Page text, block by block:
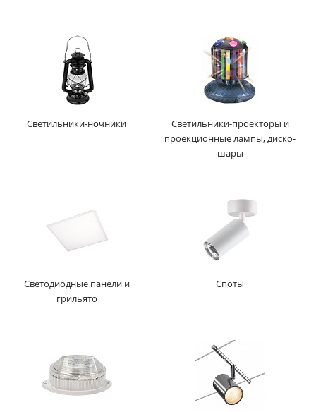
Светильники-ночники
Светильники-проекторы и
проекционные лампы, диско-
шары
Светодиодные панели и
грильято
Споты